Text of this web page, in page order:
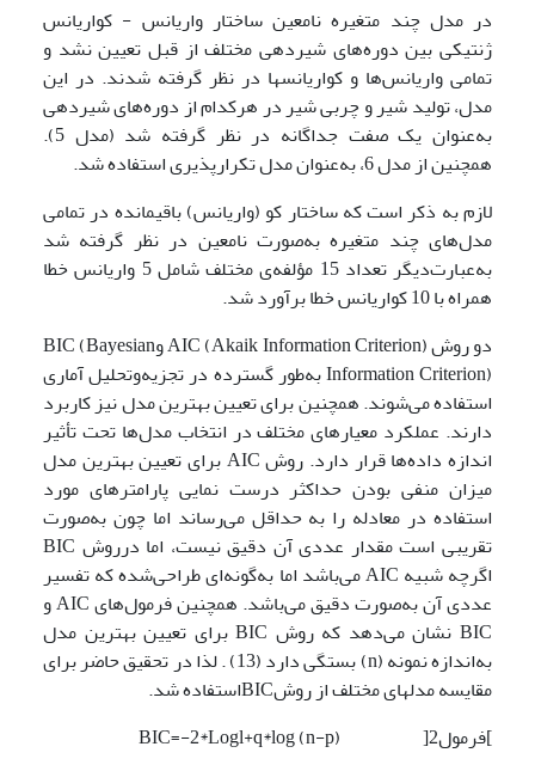
در مدل چند متغیره نامعین ساختار واریانس - کواریانس
ژنتیکی بین دوره‌های شیردهی مختلف از قبل تعیین نشد و
تمامی واریانس‌ها و کواریانس­ها در نظر گرفته شدند. در این
مدل، تولید شیر و چربی شیر در هرکدام از دوره‌های شیردهی
به‌عنوان یک صفت جداگانه در نظر گرفته شد (مدل 5).
همچنین از مدل 6، به‌عنوان مدل تکرارپذیری استفاده شد.
لازم به ذکر است که ساختار کو (واریانس) باقیمانده در تمامی
مدل‌های چند متغیره به‌صورت نامعین در نظر گرفته شد
به‌عبارت‌دیگر تعداد 15 مؤلفه‌ی مختلف شامل 5 واریانس خطا
همراه با 10 کواریانس خطا برآورد شد.
دو روش AIC (Akaik Information Criterion) وBIC (Bayesian
Information Criterion) به‌طور گسترده در تجزیه‌وتحلیل آماری
استفاده می‌شوند. همچنین برای تعیین بهترین مدل نیز کاربرد
دارند. عملکرد معیارهای مختلف در انتخاب مدل‌ها تحت تأثیر
اندازه داده‌ها قرار دارد. روش AIC برای تعیین بهترین مدل
میزان منفی بودن حداکثر درست نمایی پارامترهای مورد
استفاده در معادله را به حداقل می‌رساند اما چون به‌صورت
تقریبی است مقدار عددی آن دقیق نیست، اما درروش BIC
اگرچه شبیه AIC می‌باشد اما به‌گونه‌ای طراحی‌شده که تفسیر
عددی آن به‌صورت دقیق می‌باشد. همچنین فرمول‌های AIC و
BIC نشان می‌دهد که روش BIC برای تعیین بهترین مدل
به‌اندازه نمونه (n) بستگی دارد (13) . لذا در تحقیق حاضر برای
مقایسه مدلهای مختلف از روشBICاستفاده شد.
]فرمول2[
BIC=-2*Logl+q*log (n-p)